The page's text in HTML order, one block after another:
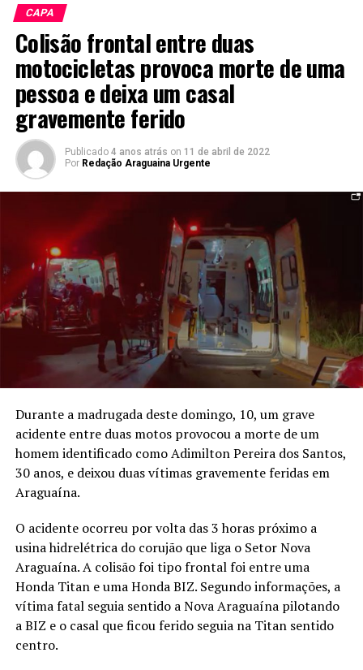
CAPA
Colisão frontal entre duas
motocicletas provoca morte de uma
pessoa e deixa um casal
gravemente ferido
Publicado 4 anos atrás on 11 de abril de 2022
Por Redação Araguaina Urgente
Durante a madrugada deste domingo, 10, um grave
acidente entre duas motos provocou a morte de um
homem identificado como Adimilton Pereira dos Santos,
30 anos, e deixou duas vítimas gravemente feridas em
Araguaína.
O acidente ocorreu por volta das 3 horas próximo a
usina hidrelétrica do corujão que liga o Setor Nova
Araguaína. A colisão foi tipo frontal foi entre uma
Honda Titan e uma Honda BIZ. Segundo informações, a
vítima fatal seguia sentido a Nova Araguaína pilotando
a BIZ e o casal que ficou ferido seguia na Titan sentido
centro.